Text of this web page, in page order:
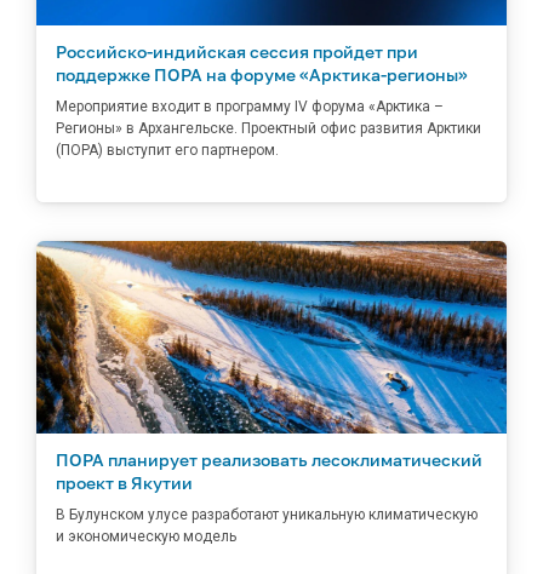
Российско-индийская сессия пройдет при
поддержке ПОРА на форуме «Арктика-регионы»
Мероприятие входит в программу IV форума «Арктика –
Регионы» в Архангельске. Проектный офис развития Арктики
(ПОРА) выступит его партнером.
ПОРА планирует реализовать лесоклиматический
проект в Якутии
В Булунском улусе разработают уникальную климатическую
и экономическую модель